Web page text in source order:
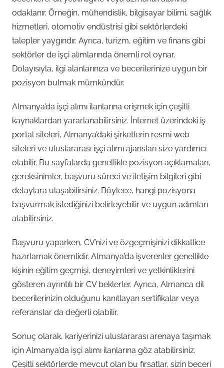
odaklanır. Örneğin, mühendislik, bilgisayar bilimi, sağlık
hizmetleri, otomotiv endüstrisi gibi sektörlerdeki
talepler yaygındır. Ayrıca, turizm, eğitim ve finans gibi
sektörler de işçi alımlarında önemli rol oynar.
Dolayısıyla, ilgi alanlarınıza ve becerilerinize uygun bir
pozisyon bulmak mümkündür.
Almanya’da işçi alımı ilanlarına erişmek için çeşitli
kaynaklardan yararlanabilirsiniz. İnternet üzerindeki iş
portal siteleri, Almanya’daki şirketlerin resmi web
siteleri ve uluslararası işçi alımı ajansları size yardımcı
olabilir. Bu sayfalarda genellikle pozisyon açıklamaları,
gereksinimler, başvuru süreci ve iletişim bilgileri gibi
detaylara ulaşabilirsiniz. Böylece, hangi pozisyona
başvurmak istediğinizi belirleyebilir ve uygun adımları
atabilirsiniz.
Başvuru yaparken, CV’nizi ve özgeçmişinizi dikkatlice
hazırlamak önemlidir. Almanya’da işverenler genellikle
kişinin eğitim geçmişi, deneyimleri ve yetkinliklerini
gösteren ayrıntılı bir CV beklerler. Ayrıca, Almanca dil
becerilerinizin olduğunu kanıtlayan sertifikalar veya
referanslar da değerli olabilir.
Sonuç olarak, kariyerinizi uluslararası arenaya taşımak
için Almanya’da işçi alımı ilanlarına göz atabilirsiniz.
Çeşitli sektörlerde mevcut olan bu fırsatlar, sizin beceri